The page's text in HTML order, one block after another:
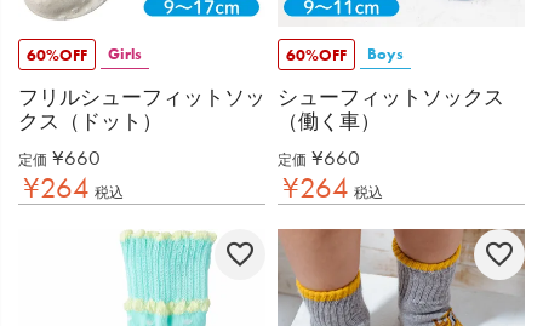
60%OFF Girls
フリルシューフィットソッ
クス（ドット）
定価 ¥660
¥264 税込
60%OFF Boys
シューフィットソックス
（働く車）
定価 ¥660
¥264 税込